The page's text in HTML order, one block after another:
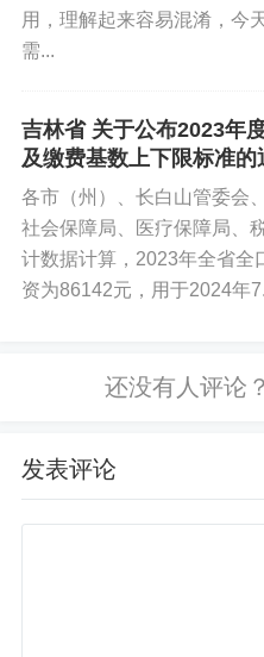
付，最高限额不低于
解读：住院分娩的费用
工医保或居民医保）
轻分娩的经济压力。
计划生育手术费用保障
用，医保也会支付。
用，理解起来容易混淆，今
需...
吉林省 关于公布2023年
及缴费基数上下限标准的
各市（州）、长白山管委会
社会保障局、医疗保障局、
计数据计算，2023年全省全
资为86142元，用于2024年
发表评论